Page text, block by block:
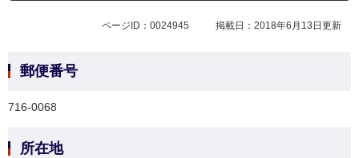
ページID：0024945 掲載日：2018年6月13日更新
郵便番号
716-0068
所在地